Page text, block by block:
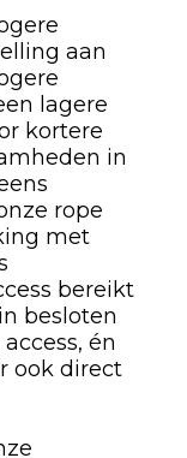
aan
lagere
kortere
in
rope
met
bereikt
besloten
én
ook direct